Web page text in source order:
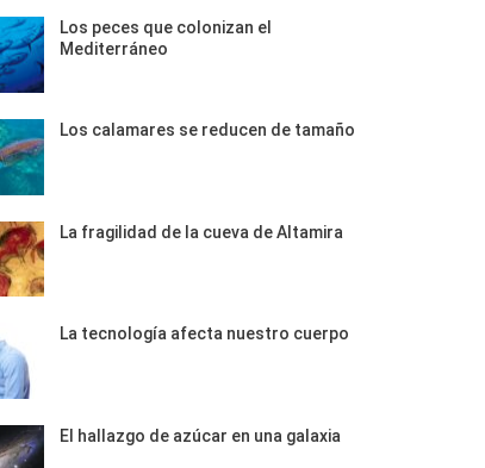
Los peces que colonizan el
Mediterráneo
Los calamares se reducen de tamaño
La fragilidad de la cueva de Altamira
La tecnología afecta nuestro cuerpo
El hallazgo de azúcar en una galaxia